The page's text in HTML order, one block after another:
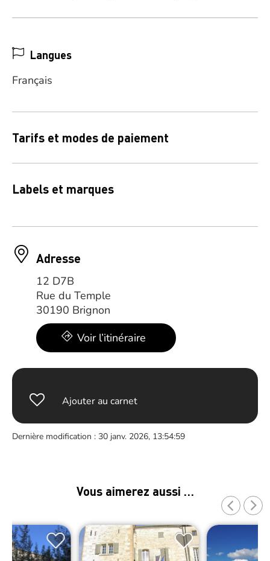
Langues
Français
Tarifs et modes de paiement
Labels et marques
Adresse
12 D7B
Rue du Temple
30190 Brignon
Voir l’itinéraire
Ajouter au carnet
Dernière modification : 30 janv. 2026, 13:54:59
Vous aimerez aussi …